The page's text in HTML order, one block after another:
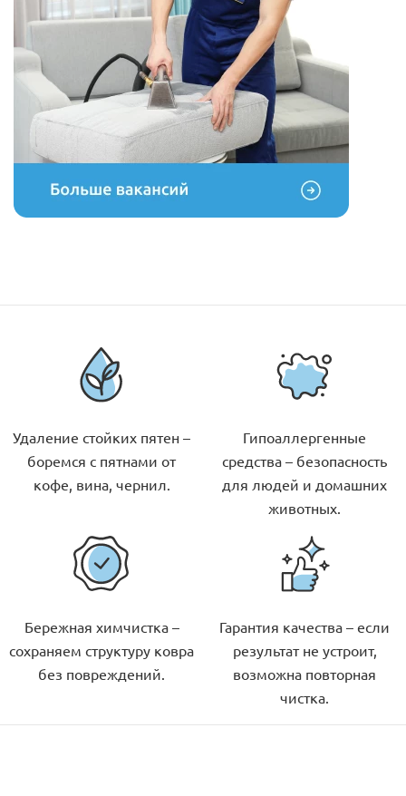
Удаление стойких пятен –
боремся с пятнами от
кофе, вина, чернил.
Гипоаллергенные
средства – безопасность
для людей и домашних
животных.
Бережная химчистка –
сохраняем структуру ковра
без повреждений.
Гарантия качества – если
результат не устроит,
возможна повторная
чистка.